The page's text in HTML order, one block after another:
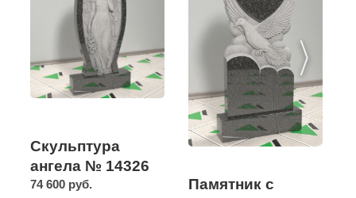
Скульптура
ангела № 14326
74 600 руб.
Памятник с